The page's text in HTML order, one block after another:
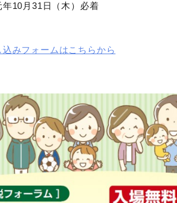
年10月31日（木）必着
込みフォームはこちらから